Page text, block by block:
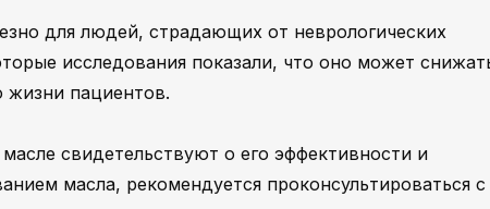
для людей, страдающих от неврологических
исследования показали, что оно может
жизни пациентов.
свидетельствуют о его эффективности и
масла, рекомендуется проконсультироваться с